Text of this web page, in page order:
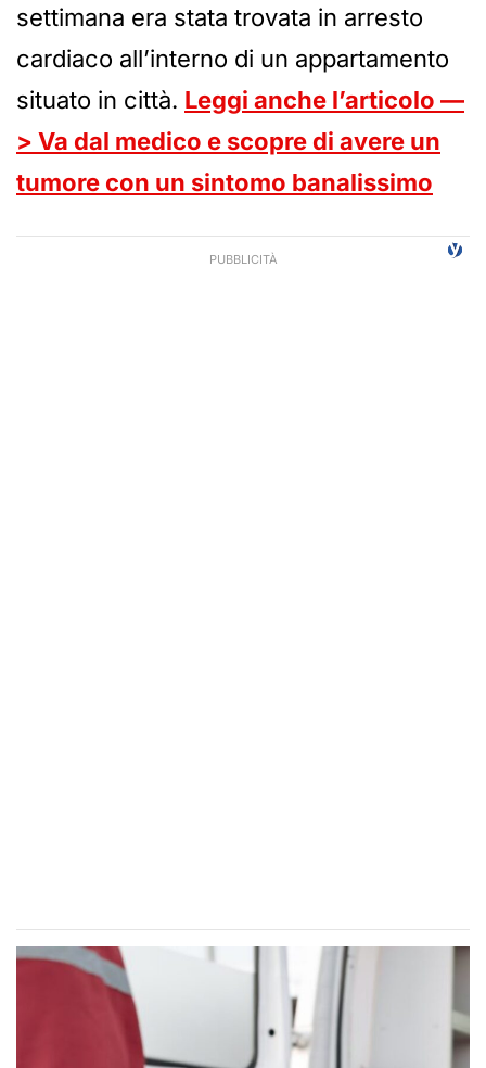
settimana era stata trovata in arresto
cardiaco all’interno di un appartamento
situato in città. Leggi anche l’articolo —
> Va dal medico e scopre di avere un
tumore con un sintomo banalissimo